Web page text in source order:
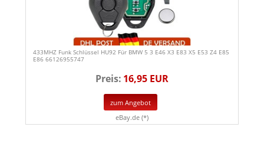
433MHZ Funk Schlüssel HU92 Für BMW 5 3 E46 X3 E83 X5 E53 Z4 E85
E86 66126955747
Preis: 16,95 EUR
zum Angebot
eBay.de (*)